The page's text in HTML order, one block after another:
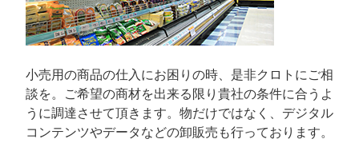
小売用の商品の仕入にお困りの時、是非クロトにご相
談を。ご希望の商材を出来る限り貴社の条件に合うよ
うに調達させて頂きます。物だけではなく、デジタル
コンテンツやデータなどの卸販売も行っております。